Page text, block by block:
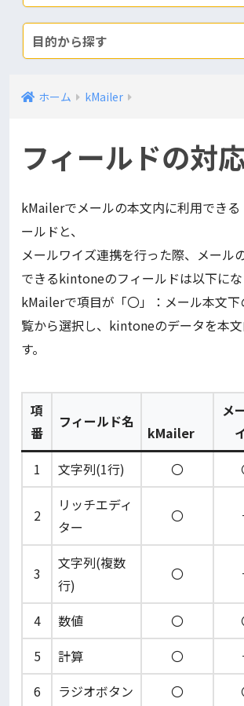
目的から探す
ホーム kMailer
フィールドの対
kMailerでメールの本文内に利用でき
ールドと、
メールワイズ連携を行った際、メール
できるkintoneのフィールドは以下にな
kMailerで項目が「〇」：メール本文
覧から選択し、kintoneのデータを本
す。
項
番
フィールド名
kMailer
メ
1
文字列(1行) 〇
2
リッチエディ
ター
〇
3
文字列(複数
行)
〇
4 数値 〇
5
計算 〇
6
ラジオボタン 〇